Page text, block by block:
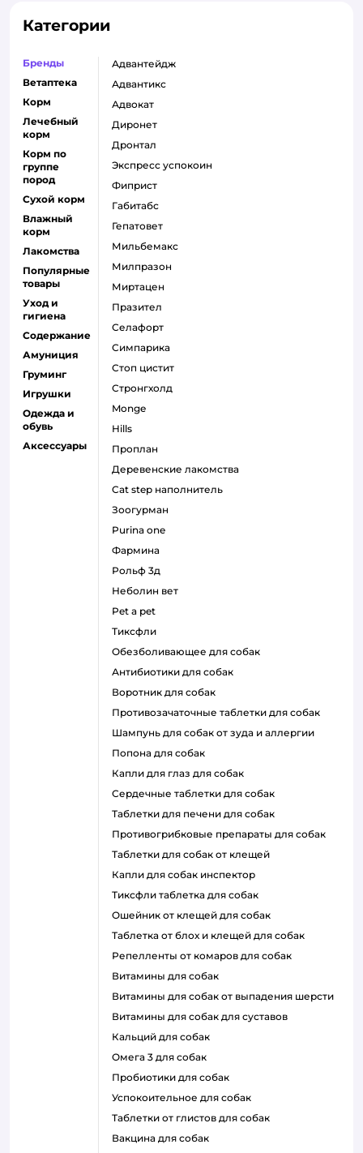
Категории
Бренды
Ветаптека
Корм
Лечебный
корм
Корм по
группе
пород
Сухой корм
Влажный
корм
Лакомства
Популярные
товары
Уход и
гигиена
Содержание
Амуниция
Груминг
Игрушки
Одежда и
обувь
Аксессуары
адвантейдж
адвантикс
адвокат
диронет
дронтал
экспресс успокоин
фиприст
габитабс
гепатовет
мильбемакс
милпразон
миртацен
празител
селафорт
симпарика
стоп цистит
стронгхолд
monge
hills
проплан
деревенские лакомства
cat step наполнитель
зоогурман
purina one
фармина
рольф 3д
неболин вет
pet a pet
тиксфли
обезболивающее для собак
антибиотики для собак
воротник для собак
противозачаточные таблетки для собак
шампунь для собак от зуда и аллергии
попона для собак
капли для глаз для собак
сердечные таблетки для собак
таблетки для печени для собак
противогрибковые препараты для собак
таблетки для собак от клещей
капли для собак инспектор
тиксфли таблетка для собак
ошейник от клещей для собак
таблетка от блох и клещей для собак
репелленты от комаров для собак
витамины для собак
витамины для собак от выпадения шерсти
витамины для собак для суставов
кальций для собак
омега 3 для собак
пробиотики для собак
успокоительное для собак
таблетки от глистов для собак
вакцина для собак